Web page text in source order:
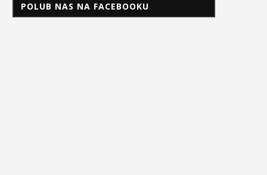
POLUB NAS NA FACEBOOKU